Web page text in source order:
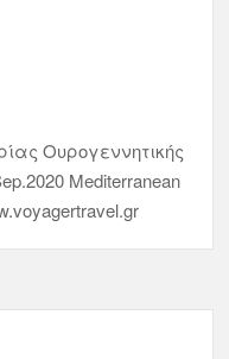
Ουρογεννητικής
Mediterranean